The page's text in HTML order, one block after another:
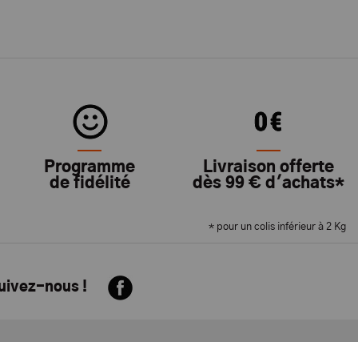
Programme
de fidélité
Livraison offerte
dès 99 € d'achats*
* pour un colis inférieur à 2 Kg
nous !